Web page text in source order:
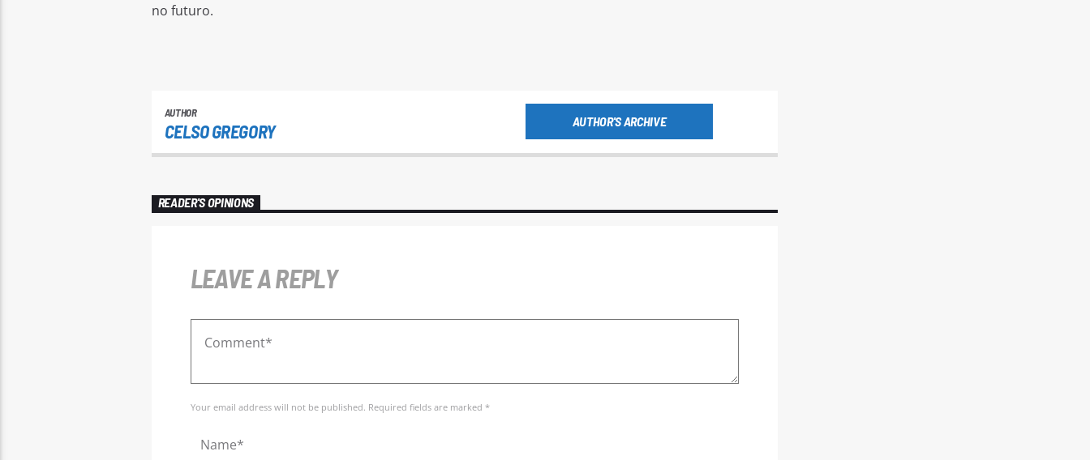
no futuro.
AUTHOR
CELSO GREGORY AUTHOR'S ARCHIVE
READER'S OPINIONS
LEAVE A REPLY
Your email address will not be published. Required fields are marked *